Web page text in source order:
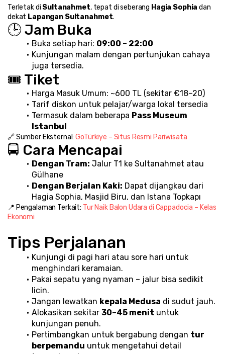
Terletak di Sultanahmet, tepat di seberang Hagia Sophia dan
dekat Lapangan Sultanahmet.
🕒 Jam Buka
Buka setiap hari: 09:00 – 22:00
Kunjungan malam dengan pertunjukan cahaya
juga tersedia.
🎟️ Tiket
Harga Masuk Umum: ~600 TL (sekitar €18–20)
Tarif diskon untuk pelajar/warga lokal tersedia
Termasuk dalam beberapa Pass Museum
Istanbul
🔗 Sumber Eksternal: GoTürkiye – Situs Resmi Pariwisata
🚍 Cara Mencapai
Dengan Tram: Jalur T1 ke Sultanahmet atau
Gülhane
Dengan Berjalan Kaki: Dapat dijangkau dari
Hagia Sophia, Masjid Biru, dan Istana Topkapı
📍 Pengalaman Terkait: Tur Naik Balon Udara di Cappadocia – Kelas
Ekonomi
Tips Perjalanan
Kunjungi di pagi hari atau sore hari untuk
menghindari keramaian.
Pakai sepatu yang nyaman – jalur bisa sedikit
licin.
Jangan lewatkan kepala Medusa di sudut jauh.
Alokasikan sekitar 30–45 menit untuk
kunjungan penuh.
Pertimbangkan untuk bergabung dengan tur
berpemandu untuk mengetahui detail